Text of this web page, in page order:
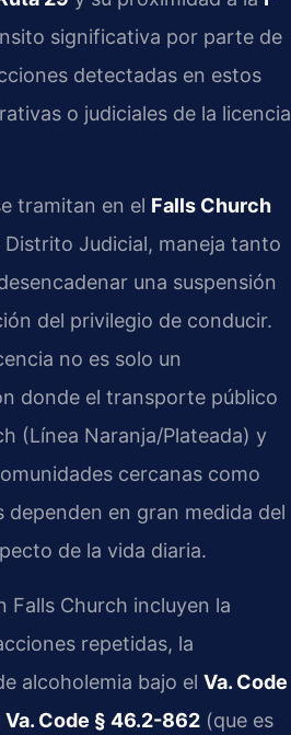
significativa por parte de
detectadas en estos
o judiciales de la licencia
tramitan en el Falls Church
Judicial, maneja tanto
una suspensión
del privilegio de conducir.
no es solo un
donde el transporte público
(Línea Naranja/Plateada) y
cercanas como
en gran medida del
de la vida diaria.
Falls Church incluyen la
repetidas, la
alcoholemia bajo el Va. Code
Va. Code § 46.2-862 (que es